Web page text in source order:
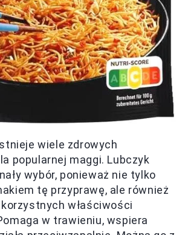
wiele zdrowych
popularnej maggi. Lubczyk
wybór, ponieważ nie tylko
tę przyprawę, ale również
właściwości
w trawieniu, wspiera